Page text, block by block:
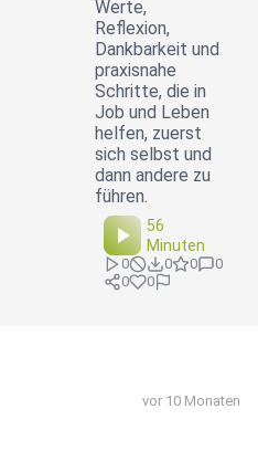
Werte,
Reflexion,
Dankbarkeit und
praxisnahe
Schritte, die in
Job und Leben
helfen, zuerst
sich selbst und
dann andere zu
führen.
56
Minuten
0 0 0
0
0
0
vor 10 Monaten